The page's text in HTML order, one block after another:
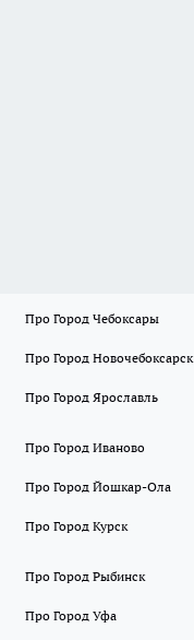
Про Город Чебоксары
Про Город Новочебоксарск
Про Город Ярославль
Про Город Иваново
Про Город Йошкар-Ола
Про Город Курск
Про Город Рыбинск
Про Город Уфа